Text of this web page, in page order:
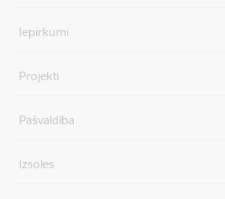
Iepirkumi
Projekti
Pašvaldība
Izsoles